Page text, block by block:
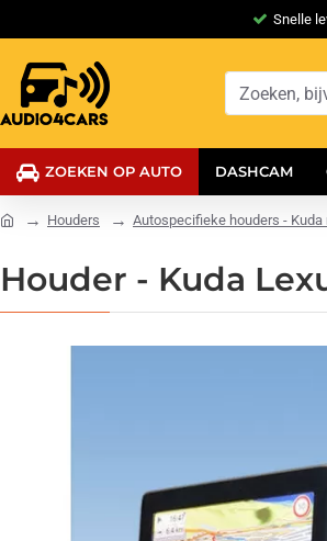
Snelle
ZOEKEN OP AUTO DASHCAM
Houders Autospecifieke houders -
Houder - Kuda